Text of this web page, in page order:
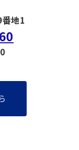
地1